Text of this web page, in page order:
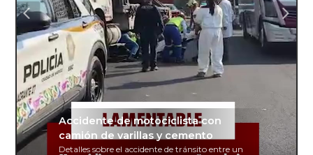
Accidente de motociclista con
camión de varillas y cemento
Detalles sobre el accidente de tránsito entre un